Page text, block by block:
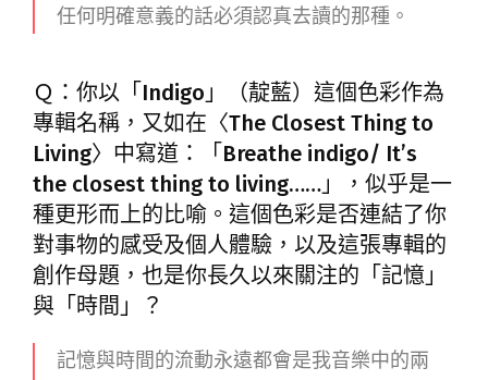
任何明確意義的話必須認真去讀的那種。
Ｑ：你以「Indigo」（靛藍）這個色彩作為
專輯名稱，又如在〈The Closest Thing to
Living〉中寫道：「Breathe indigo/ It’s
the closest thing to living……」，似乎是一
種更形而上的比喻。這個色彩是否連結了你
對事物的感受及個人體驗，以及這張專輯的
創作母題，也是你長久以來關注的「記憶」
與「時間」？
記憶與時間的流動永遠都會是我音樂中的兩